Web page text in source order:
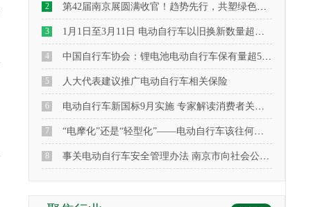
2 第42届南京展圆满收官！趋势先行，共塑绿色出行新纪元
3 1月1日至3月11日 电动自行车以旧换新数量超去年总和
4 中国自行车协会：锂电池电动自行车保有量超5000万辆
5 人大代表建议推广电动自行车相关保险
6 电动自行车新国标9月实施 专家解读消费者关切问题
7 “电摩化”还是“轻型化”——电动自行车该往何处行
8 事关电动自行车安全管理办法 南京市向社会公开征求意见